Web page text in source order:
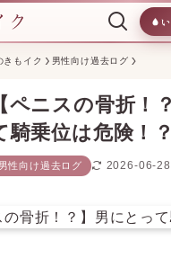
きもイク 男性向け過去ログ
【ペニスの骨折！
騎乗位は危険！？
男性向け過去ログ 2026-06-28